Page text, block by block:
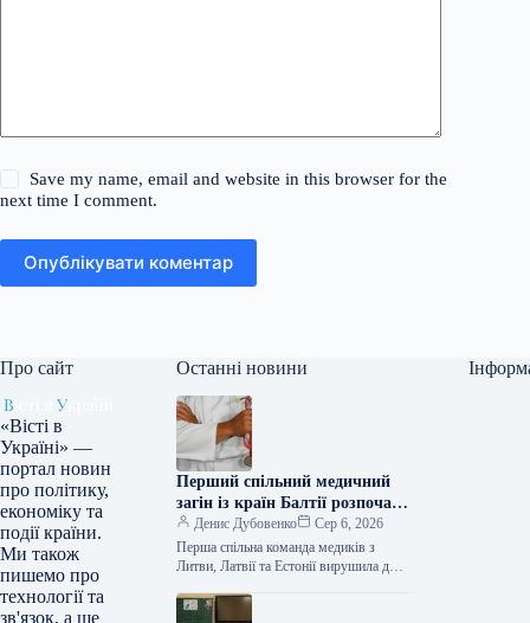
Save my name, email and website in this browser for the
next time I comment.
Опублікувати коментар
Про сайт
«Вісті в
Україні» —
портал новин
про політику,
економіку та
події країни.
Ми також
пишемо про
технології та
зв'язок, а ще
Останні новини
Перший спільний медичний
загін із країн Балтії розпочав
стажування в Україні
Денис Дубовенко
Сер 6, 2026
Перша спільна команда медиків з
Литви, Латвії та Естонії вирушила до
медичних закладах. Про це…